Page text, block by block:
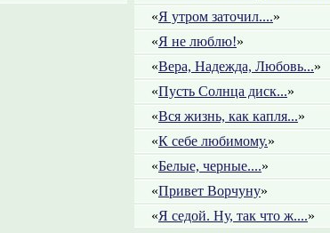
«Я утром заточил....»
«Я не люблю!»
«Вера, Надежда, Любовь...»
«Пусть Солнца диск...»
«Вся жизнь, как капля...»
«К себе любимому.»
«Белые, черные....»
«Привет Ворчуну»
«Я седой. Ну, так что ж....»